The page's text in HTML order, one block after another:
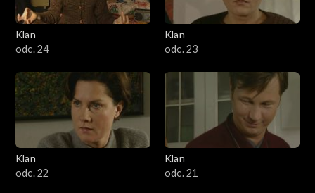
Klan
odc. 24
Klan
odc. 23
Klan
odc. 22
Klan
odc. 21